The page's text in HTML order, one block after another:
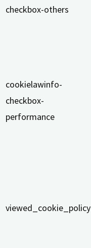
checkbox-others
cookielawinfo-
checkbox-
performance
viewed_cookie_policy